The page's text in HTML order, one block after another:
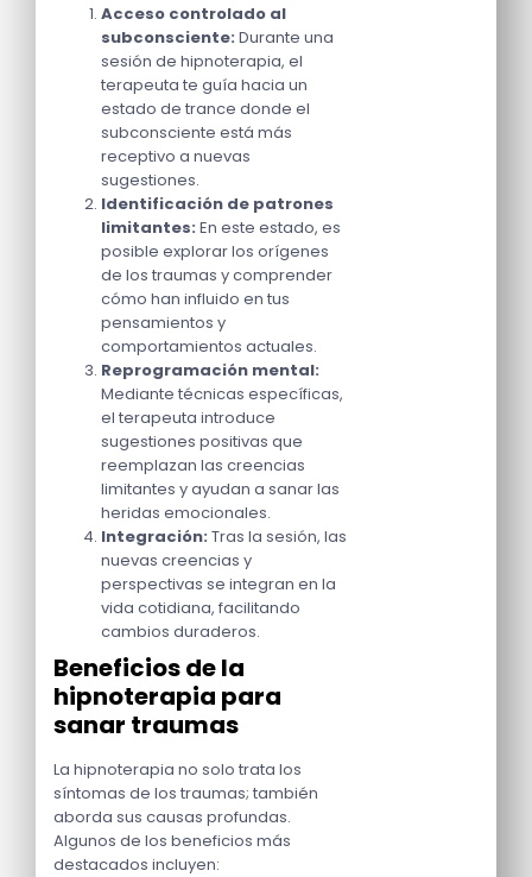
Acceso controlado al
subconsciente: Durante una
sesión de hipnoterapia, el
terapeuta te guía hacia un
estado de trance donde el
subconsciente está más
receptivo a nuevas
sugestiones.
Identificación de patrones
limitantes: En este estado, es
posible explorar los orígenes
de los traumas y comprender
cómo han influido en tus
pensamientos y
comportamientos actuales.
Reprogramación mental:
Mediante técnicas específicas,
el terapeuta introduce
sugestiones positivas que
reemplazan las creencias
limitantes y ayudan a sanar las
heridas emocionales.
Integración: Tras la sesión, las
nuevas creencias y
perspectivas se integran en la
vida cotidiana, facilitando
cambios duraderos.
Beneficios de la
hipnoterapia para
sanar traumas
La hipnoterapia no solo trata los
síntomas de los traumas; también
aborda sus causas profundas.
Algunos de los beneficios más
destacados incluyen: